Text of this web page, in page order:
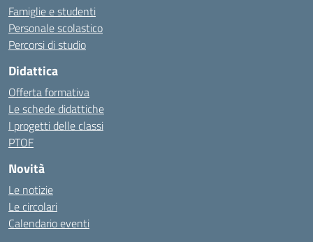
Famiglie e studenti
Personale scolastico
Percorsi di studio
Didattica
Offerta formativa
Le schede didattiche
I progetti delle classi
PTOF
Novità
Le notizie
Le circolari
Calendario eventi